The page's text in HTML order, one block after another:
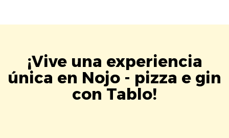
¡Vive una experiencia
única en Nojo - pizza e gin
con Tablo!